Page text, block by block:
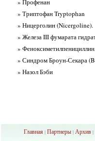
» Профенан
» Триптофан Tryptophan
» Ницерголин (Nicergoline).
» Железа III фумарата
»
» Синдром Броун-Секара
» Назол Бэби
Главная | Партнеры | Архив |